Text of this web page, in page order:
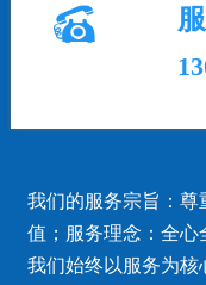

我们的服务宗旨：尊
值；服务理念：全心
我们始终以服务为核